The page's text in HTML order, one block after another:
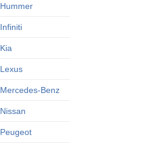
Hummer
Infiniti
Kia
Lexus
Mercedes-Benz
Nissan
Peugeot